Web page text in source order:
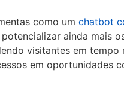
como um chatbot
ainda mais
visitantes em tempo
em oportunidades